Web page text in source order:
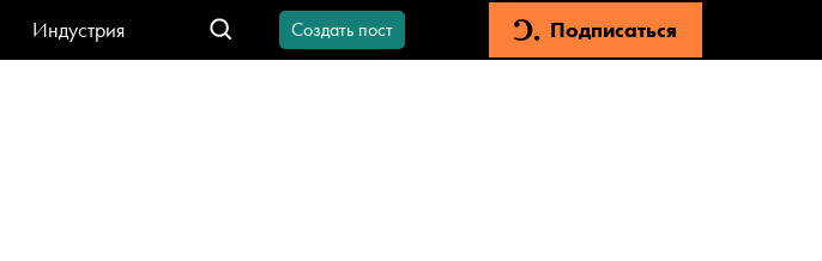
Индустрия
Создать пост Подписаться